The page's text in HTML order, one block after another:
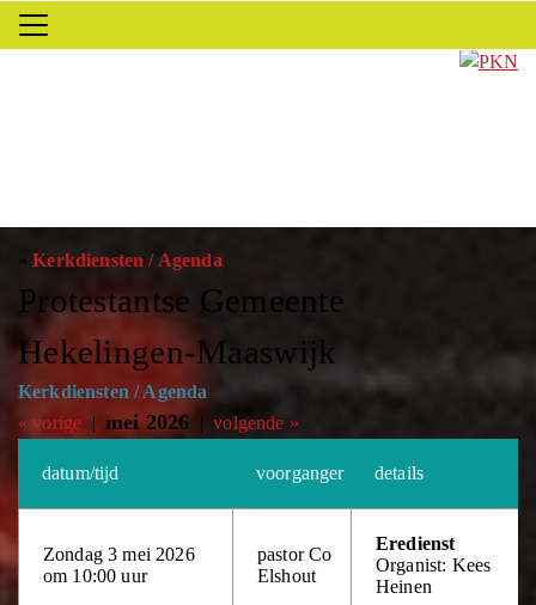
»Kerkdiensten / Agenda
Protestantse Gemeente
Hekelingen-Maaswijk
Kerkdiensten / Agenda
« vorige |mei 2026 |volgende »
datum/tijd voorganger details
Zondag 3 mei 2026
om 10:00 uur
pastor Co
Elshout
Eredienst
Organist: Kees
Heinen